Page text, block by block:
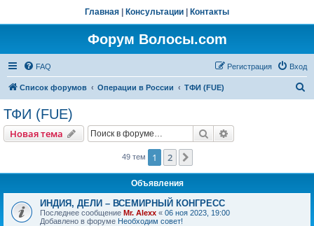
Главная Консультации Контакты
Форум Волосы.com
FAQ Вход
Регистрация
Список форумов Операции в России ТФИ (FUE)
ТФИ (FUE)
Новая тема Поиск
49 тем 1 2
Объявления
ИНДИЯ, ДЕЛИ – ВСЕМИРНЫЙ КОНГРЕСС
Последнее сообщение Mr. Alexx « 06 ноя 2023, 19:00
Добавлено в форуме Необходим совет!